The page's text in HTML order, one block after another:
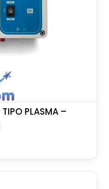
PLASMA –